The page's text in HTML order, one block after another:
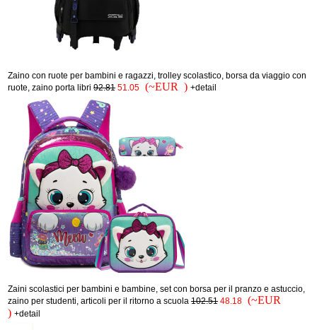
Zaino con ruote per bambini e ragazzi, trolley scolastico, borsa da viaggio con
ruote, zaino porta libri 92.81 51.05 (~EUR ) +detail
Zaini scolastici per bambini e bambine, set con borsa per il pranzo e astuccio,
zaino per studenti, articoli per il ritorno a scuola 102.51 48.18 (~EUR
) +detail